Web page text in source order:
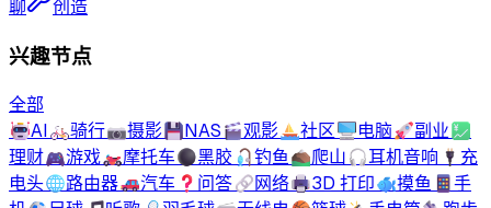
聊
创造
兴趣节点
全部
🤖AI🚲骑行📷摄影💾NAS🎬观影⛵社区🖥️电脑🚀副业💹
理财🎮游戏🏍️摩托车⚫黑胶 🎣钓鱼⛰️爬山🎧耳机音响 🔌 充
电头🌐路由器🚗汽车 ❓ 问答🔗网络🖨️3D 打印🐟摸鱼 📱手